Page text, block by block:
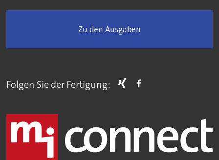
Zu den Ausgaben
Folgen Sie der Fertigung: